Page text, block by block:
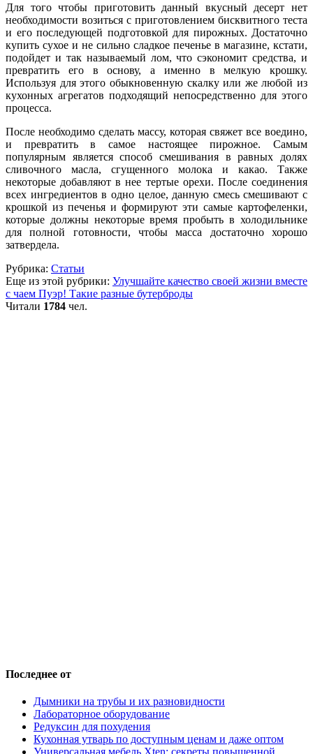
Для того чтобы приготовить данный вкусный десерт нет
необходимости возиться с приготовлением бисквитного теста
и его последующей подготовкой для пирожных. Достаточно
купить сухое и не сильно сладкое печенье в магазине, кстати,
подойдет и так называемый лом, что сэкономит средства, и
превратить его в основу, а именно в мелкую крошку.
Используя для этого обыкновенную скалку или же любой из
кухонных агрегатов подходящий непосредственно для этого
процесса.
После необходимо сделать массу, которая свяжет все воедино,
и превратить в самое настоящее пирожное. Самым
популярным является способ смешивания в равных долях
сливочного масла, сгущенного молока и какао. Также
некоторые добавляют в нее тертые орехи. После соединения
всех ингредиентов в одно целое, данную смесь смешивают с
крошкой из печенья и формируют эти самые картофеленки,
которые должны некоторые время пробыть в холодильнике
для полной готовности, чтобы масса достаточно хорошо
затвердела.
Рубрика: Статьи
Еще из этой рубрики: Улучшайте качество своей жизни вместе
с чаем Пуэр! Такие разные бутерброды
Читали 1784 чел.
Последнее от
Дымники на трубы и их разновидности
Лабораторное оборудование
Редуксин для похудения
Кухонная утварь по доступным ценам и даже оптом